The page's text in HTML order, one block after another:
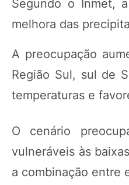
Segundo o Inmet,
melhora das
A preocupação
Região Sul, sul de
temperaturas e
O cenário
vulneráveis às
a combinação entre